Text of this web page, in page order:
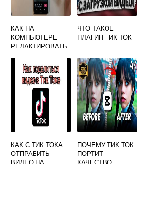
КАК НА
КОМПЬЮТЕРЕ
РЕДАКТИРОВАТЬ
ЧТО ТАКОЕ
ПЛАГИН ТИК ТОК
КАК С ТИК ТОКА
ОТПРАВИТЬ
ВИДЕО НА
ПОЧЕМУ ТИК ТОК
ПОРТИТ
КАЧЕСТВО